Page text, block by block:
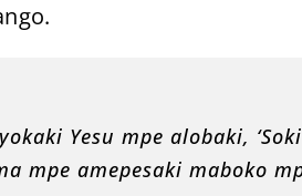
Yesu mpe alobaki,
mpe amepesaki maboko